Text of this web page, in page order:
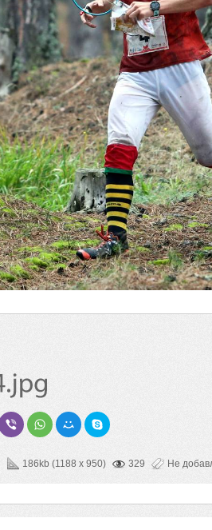
186kb (1188 x 950) 329 Не